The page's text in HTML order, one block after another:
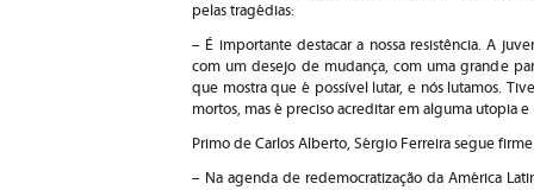
pelas tragédias:
– É importante destacar a nossa resistência. A
com um desejo de mudança, com uma grande
que mostra que é possível lutar, e nós lutamos.
mortos, mas é preciso acreditar em alguma utopia e
Primo de Carlos Alberto, Sérgio Ferreira segue
– Na agenda de redemocratização da América